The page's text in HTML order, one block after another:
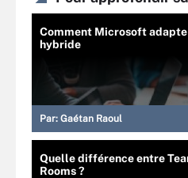
Comment Microsoft adapte
hybride
Par: Gaétan Raoul
Quelle différence entre
Rooms ?